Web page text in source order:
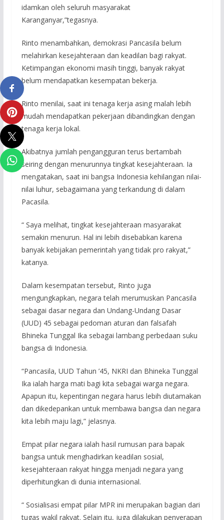
idamkan oleh seluruh masyarakat
Karanganyar,”tegasnya.
Rinto menambahkan, demokrasi Pancasila belum
melahirkan kesejahteraan dan keadilan bagi rakyat.
Ketimpangan ekonomi masih tinggi, banyak rakyat
belum mendapatkan kesempatan bekerja.
Rinto menilai, saat ini tenaga kerja asing malah lebih
mudah mendapatkan pekerjaan dibandingkan dengan
tenaga kerja lokal.
Akibatnya jumlah pengangguran terus bertambah
seiring dengan menurunnya tingkat kesejahteraan. Ia
mengatakan, saat ini bangsa Indonesia kehilangan nilai-
nilai luhur, sebagaimana yang terkandung di dalam
Pacasila.
“ Saya melihat, tingkat kesejahteraan masyarakat
semakin menurun. Hal ini lebih disebabkan karena
banyak kebijakan pemerintah yang tidak pro rakyat,”
katanya.
Dalam kesempatan tersebut, Rinto juga
mengungkapkan, negara telah merumuskan Pancasila
sebagai dasar negara dan Undang-Undang Dasar
(UUD) 45 sebagai pedoman aturan dan falsafah
Bhineka Tunggal Ika sebagai lambang perbedaan suku
bangsa di Indonesia.
“Pancasila, UUD Tahun ’45, NKRI dan Bhineka Tunggal
Ika ialah harga mati bagi kita sebagai warga negara.
Apapun itu, kepentingan negara harus lebih diutamakan
dan dikedepankan untuk membawa bangsa dan negara
kita lebih maju lagi,” jelasnya.
Empat pilar negara ialah hasil rumusan para bapak
bangsa untuk menghadirkan keadilan sosial,
kesejahteraan rakyat hingga menjadi negara yang
diperhitungkan di dunia internasional.
“ Sosialisasi empat pilar MPR ini merupakan bagian dari
tugas wakil rakyat. Selain itu, juga dilakukan penyerapan